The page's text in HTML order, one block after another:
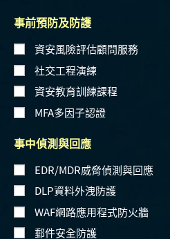
事前預防及防護
資安風險評估顧問服務
社交工程演練
資安教育訓練課程
MFA多因子認證
事中偵測與回應
EDR/MDR威脅偵測與回應
DLP資料外洩防護
WAF網路應用程式防火牆
郵件安全防護